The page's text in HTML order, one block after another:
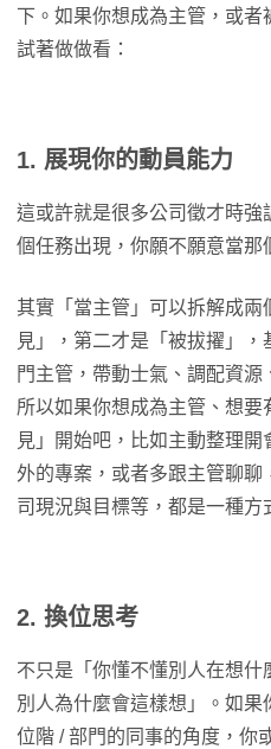
下。如果你想成為主管，或
試著做做看：
1. 展現你的動員能力
這或許就是很多公司徵才時強
個任務出現，你願不願意當那
其實「當主管」可以拆解成
見」，第二才是「被拔擢」
門主管，帶動士氣、調配資源
所以如果你想成為主管、想
見」開始吧，比如主動整理
外的專案，或者多跟主管聊
司現況與目標等，都是一種方
2. 換位思考
不只是「你懂不懂別人在想
別人為什麼會這樣想」。如
位階 / 部門的同事的角度，你